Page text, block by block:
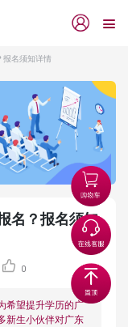
报名须知详情
名？报名须知
0
希望提升学历的广
新生小伙伴对广东